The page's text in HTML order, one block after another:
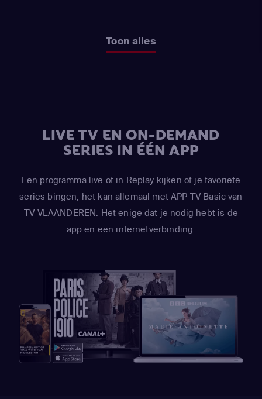
Toon alles
LIVE TV EN ON-DEMAND
SERIES IN ÉÉN APP
Een programma live of in Replay kijken of je favoriete
series bingen, het kan allemaal met APP TV Basic van
TV VLAANDEREN. Het enige dat je nodig hebt is de
app en een internetverbinding.